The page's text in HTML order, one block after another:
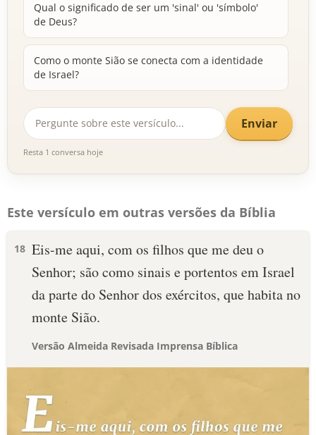
Qual o significado de ser um 'sinal' ou 'símbolo'
de Deus?
Como o monte Sião se conecta com a identidade
de Israel?
Enviar
Resta 1 conversa hoje
Este versículo em outras versões da Bíblia
18 Eis-me aqui, com os filhos que me deu o
Senhor; são como sinais e portentos em Israel
da parte do Senhor dos exércitos, que habita no
monte Sião.
Versão Almeida Revisada Imprensa Bíblica